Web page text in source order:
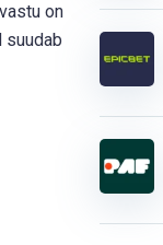
on
suudab